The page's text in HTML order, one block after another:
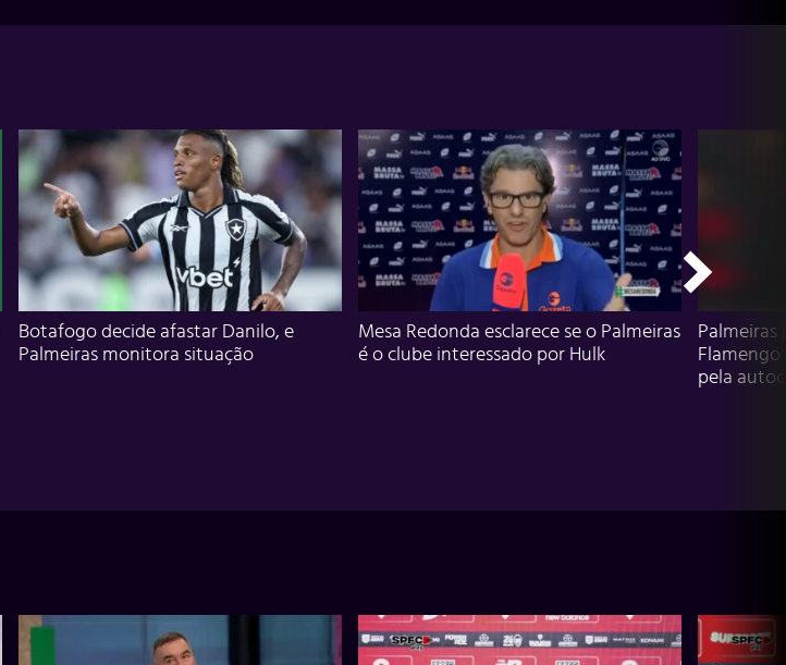
Botafogo decide afastar Danilo, e
Palmeiras monitora situação
Mesa Redonda esclarece se o Palmeiras
é o clube interessado por Hulk
Flamengo
pela